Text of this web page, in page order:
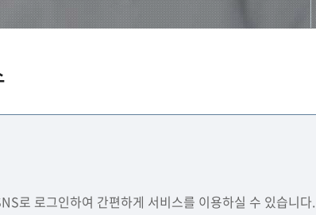
로 로그인하여 간편하게 서비스를 이용하실 수 있습니다.